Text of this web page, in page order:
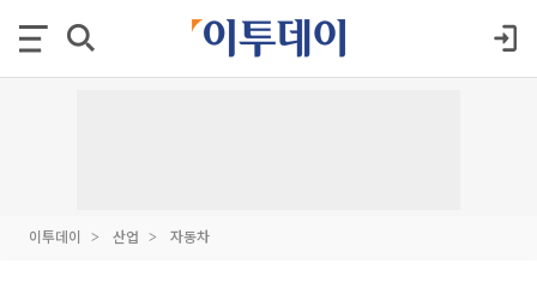
이투데이 산업 자동차